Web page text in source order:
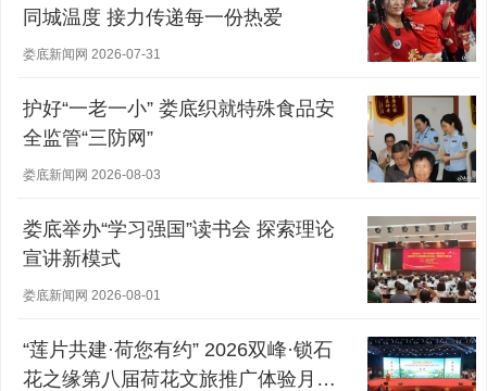
同城温度 接力传递每一份热爱
娄底新闻网 2026-07-31
护好“一老一小” 娄底织就特殊食品安
全监管“三防网”
娄底新闻网 2026-08-03
娄底举办“学习强国”读书会 探索理论
宣讲新模式
娄底新闻网 2026-08-01
“莲片共建·荷您有约” 2026双峰·锁石
花之缘第八届荷花文旅推广体验月盛